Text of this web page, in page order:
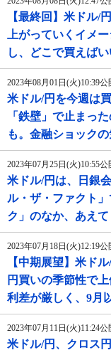
【最終回】米ドル/
上がっていくイメ
し、どこで買えば
2023年08月01日(火)10:39公
米ドル/円を今週は
「鉄壁」で止まっ
も。金融ショック
2023年07月25日(火)10:55公
米ドル/円は、日銀
ル・ザ・ファクト
ク」のなか、あえ
2023年07月18日(火)12:19公
【中期展望】米ド
円買いの季節性で
利差が厳しく、9月
2023年07月11日(火)11:24公
米ドル/円、クロス